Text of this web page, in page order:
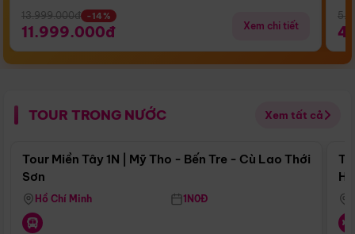
13.999.000đ -14%
11.999.000đ Xem chi tiết
TOUR TRONG NƯỚC Xem tất cả
Điểm nổi bật
Tour Miền Tây 1N | Mỹ Tho - Bến Tre - Cù Lao Thới
Sơn
Hồ Chí Minh 1N0Đ